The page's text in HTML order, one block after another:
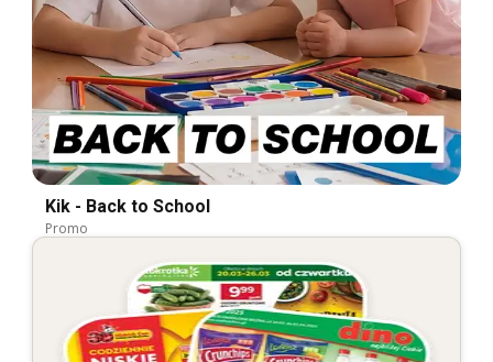
Kik - Back to School
Promo